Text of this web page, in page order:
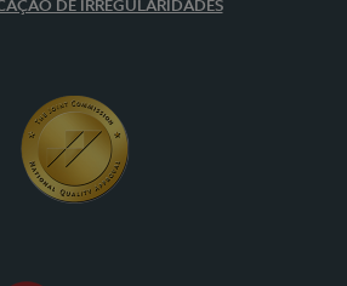
DE IRREGULARIDADES